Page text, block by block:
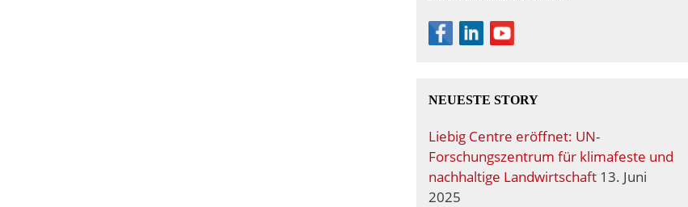
NEUESTE STORY
Liebig Centre eröffnet: UN-
Forschungszentrum für klimafeste und
nachhaltige Landwirtschaft 13. Juni
2025